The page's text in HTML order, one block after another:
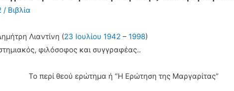
/ Βιβλία
Λιαντίνη (23 Ιουλίου 1942 – 1998)
φιλόσοφος και συγγραφέας..
Το περί θεού ερώτημα ή “Η Ερώτηση της Μαργαρίτας”